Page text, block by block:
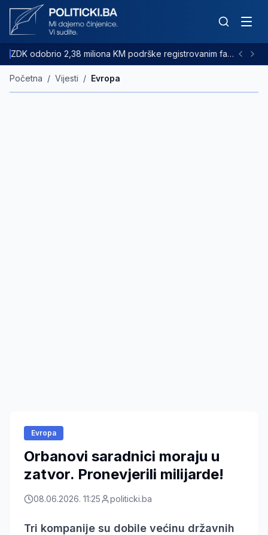
ZDK odobrio 2,38 miliona KM podrške registrovanim farmama goveda
Početna / Vijesti / Evropa
Evropa
Orbanovi saradnici moraju u
zatvor. Pronevjerili milijarde!
08.06.2026. 11:25 politicki.ba
Tri kompanije su dobile većinu državnih